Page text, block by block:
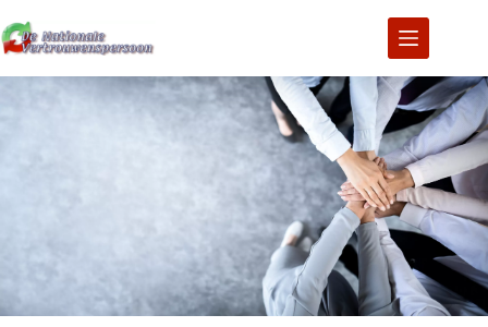
naar
de